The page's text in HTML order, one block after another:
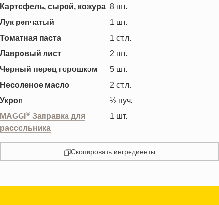
Картофель, сырой, кожура 8 шт.
Лук репчатый
1 шт.
Томатная паста
1 ст.л.
Лавровый лист
2 шт.
Черный перец горошком
5 шт.
Несоленое масло
2 ст.л.
Укроп
½ пуч.
MAGGI ® Заправка для
рассольника
1 шт.
Скопировать ингредиенты